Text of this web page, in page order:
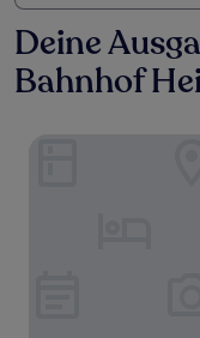
Deine
Bahnhof